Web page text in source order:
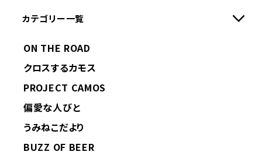
カテゴリー一覧
ON THE ROAD
クロスするカモス
PROJECT CAMOS
偏愛な人びと
うみねこだより
BUZZ OF BEER